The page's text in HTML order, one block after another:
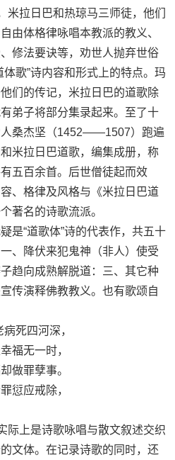
拉日巴和热琼马三师徒，他们
由体格律咏唱本教派的教义、
修法要诀等，劝世人抛弃世俗
歌”诗内容和形式上的特点。玛
们的传记，米拉日巴的道歌除
弟子将部分集录起来。至了十
人桑杰坚（1452——1507）跑遍
米拉日巴道歌，编集成册，称
五百余首。后世僧徒起而效
、格律及风格与《米拉日巴道
著名的诗歌流派。
“道歌体”诗的代表作，共五十
、降伏来犯鬼神（非人）使受
趋向成熟解脱道：三、其它种
传演释佛教教义。也有歌颂自
死四河深，
无一时，
罪孽事。
应戒除，
上是诗歌咏唱与散文叙述交织
文体。在记录诗歌的同时，还